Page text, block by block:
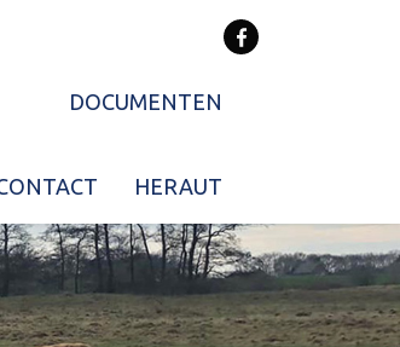
DOCUMENTEN
HERAUT